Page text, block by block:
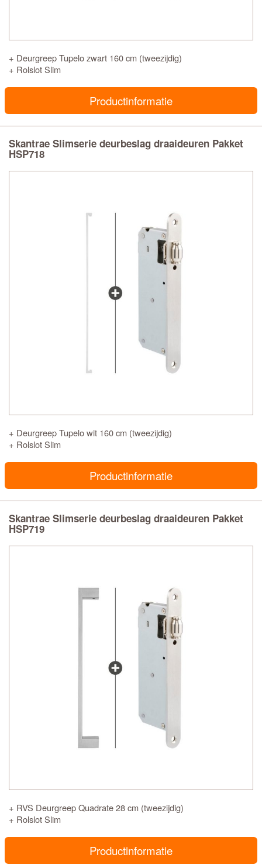
+ Deurgreep Tupelo zwart 160 cm (tweezijdig)
+ Rolslot Slim
Productinformatie
Skantrae Slimserie deurbeslag draaideuren Pakket
HSP718
+ Deurgreep Tupelo wit 160 cm (tweezijdig)
+ Rolslot Slim
Productinformatie
Skantrae Slimserie deurbeslag draaideuren Pakket
HSP719
+ RVS Deurgreep Quadrate 28 cm (tweezijdig)
+ Rolslot Slim
Productinformatie